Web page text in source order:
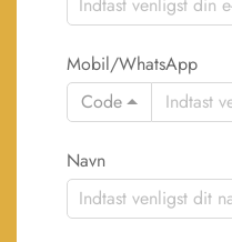
Mobil/WhatsApp
Code
Navn